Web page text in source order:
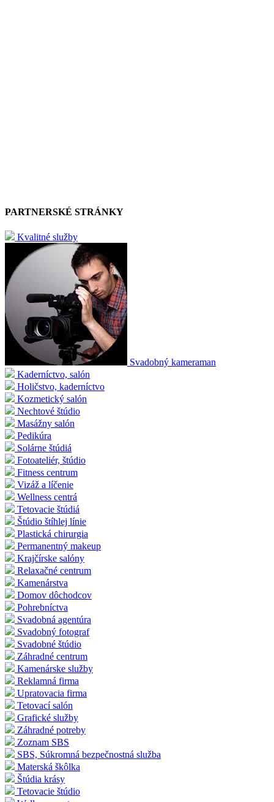
PARTNERSKÉ STRÁNKY
Kvalitné služby
Svadobný kameraman
Kaderníctvo, salón
Holičstvo, kaderníctvo
Kozmetický salón
Nechtové štúdio
Masážny salón
Pedikúra
Solárne štúdiá
Fotoateliér, štúdio
Fitness centrum
Vizáž a líčenie
Wellness centrá
Tetovacie štúdiá
Štúdio štíhlej línie
Plastická chirurgia
Permanentný makeup
Krajčírske salóny
Relaxačné centrum
Kamenárstva
Domov dôchodcov
Pohrebníctva
Svadobná agentúra
Svadobný fotograf
Svadobné štúdio
Záhradné centrum
Kamenárske služby
Reklamná firma
Upratovacia firma
Tetovací salón
Grafické služby
Záhradné potreby
Zoznam SBS
SBS, Súkromná bezpečnostná služba
Materská škôlka
Štúdia krásy
Tetovacie štúdio